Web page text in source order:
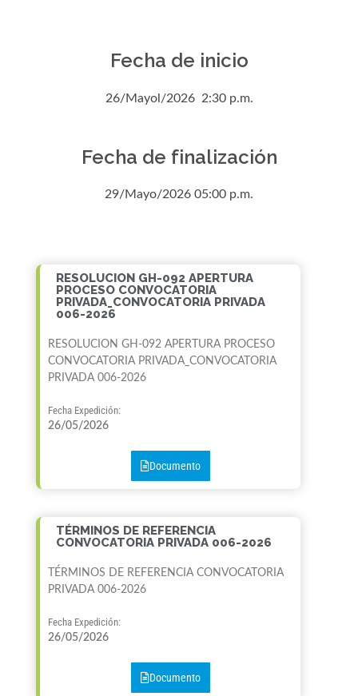
Fecha de inicio
26/Mayol/2026 2:30 p.m.
Fecha de finalización
29/Mayo/2026 05:00 p.m.
RESOLUCION GH-092 APERTURA
PROCESO CONVOCATORIA
PRIVADA_CONVOCATORIA PRIVADA
006-2026
RESOLUCION GH-092 APERTURA PROCESO
CONVOCATORIA PRIVADA_CONVOCATORIA
PRIVADA 006-2026
Fecha Expedición:
26/05/2026
Documento
TÉRMINOS DE REFERENCIA
CONVOCATORIA PRIVADA 006-2026
TÉRMINOS DE REFERENCIA CONVOCATORIA
PRIVADA 006-2026
Fecha Expedición:
26/05/2026
Documento